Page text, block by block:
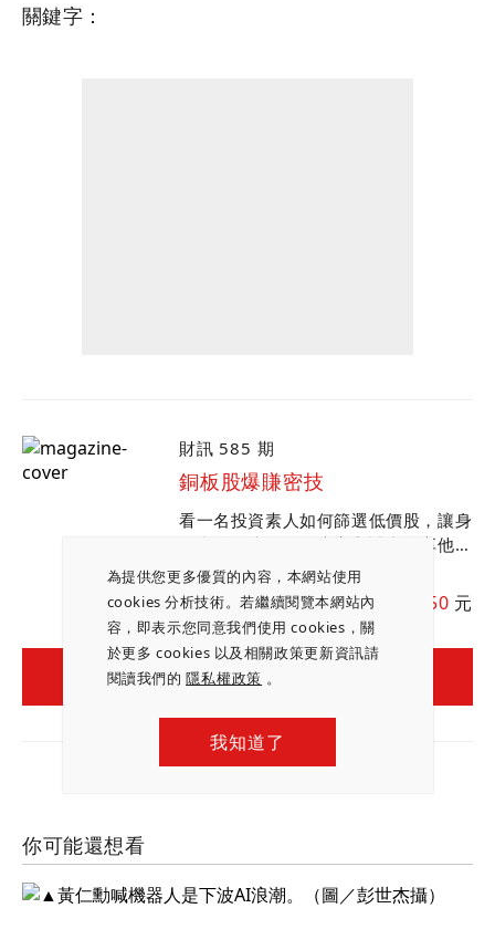
為提供您更多優質的內容，本網站使用
cookies 分析技術。若繼續閱覽本網站內
容，即表示您同意我們使用 cookies，關
於更多 cookies 以及相關政策更新資訊請
閱讀我們的隱私權政策 。
我知道了
關鍵字：
財訊 585 期
銅板股爆賺密技
看一名投資素人如何篩選低價股，讓身
價翻身百倍；三位專家與讀者分享他們
的低價銅板股投資心法與口袋名單，同
時嚴選當下最適合進場的投資標的。
會員價： 150 元
立即購買
你可能還想看